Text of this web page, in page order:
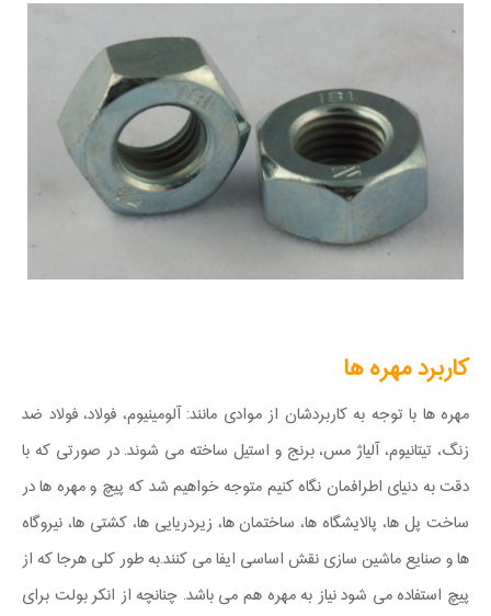
کاربرد مهره ها
مهره ها با توجه به کاربردشان از موادی مانند: آلومینیوم، فولاد، فولاد ضد
زنگ، تیتانیوم، آلیاژ مس، برنج و استیل ساخته می شوند. در صورتی که با
دقت به دنیای اطرافمان نگاه کنیم متوجه خواهیم شد که پیچ و مهره ها در
ساخت پل ها، پالایشگاه ها، ساختمان ها، زیردریایی ها، کشتی ها، نیروگاه
ها و صنایع ماشین سازی نقش اساسی ایفا می کنند.به طور کلی هرجا که از
پیچ استفاده می شود نیاز به مهره هم می باشد. چنانچه از انکر بولت برای